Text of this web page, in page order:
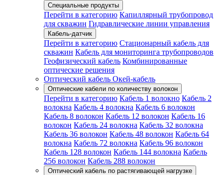
Специальные продукты
Перейти в категорию Капиллярный трубопровод
для скважин Гидравлические линии управления
Кабель-датчик
Перейти в категорию Стационарный кабель для
скважин Кабель для мониторинга трубопроводов
Геофизический кабель Комбинированные
оптические решения
Оптический кабель Окей-кабель
Оптические кабели по количеству волокон
Перейти в категорию Кабель 1 волокно Кабель 2
волокна Кабель 4 волокна Кабель 6 волокон
Кабель 8 волокон Кабель 12 волокон Кабель 16
волокон Кабель 24 волокна Кабель 32 волокна
Кабель 36 волокон Кабель 48 волокон Кабель 64
волокна Кабель 72 волокна Кабель 96 волокон
Кабель 128 волокон Кабель 144 волокна Кабель
256 волокон Кабель 288 волокон
Оптический кабель по растягивающей нагрузке